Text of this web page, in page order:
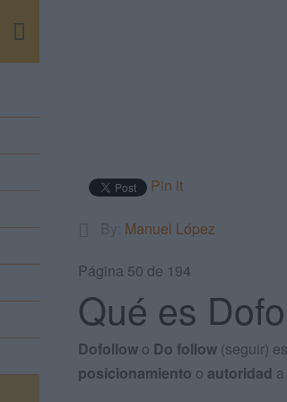
Pin it
Manuel López
Página 50 de 194
Qué es
Dofollow o Do follow (seguir)
posicionamiento o autoridad